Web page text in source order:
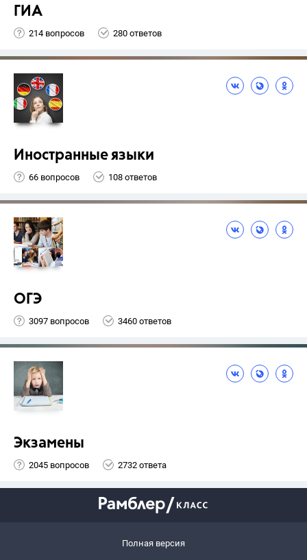
ГИА
214 вопросов 280 ответов
Иностранные языки
66 вопросов 108 ответов
ОГЭ
3097 вопросов 3460 ответов
Экзамены
2045 вопросов 2732 ответа
Полная версия